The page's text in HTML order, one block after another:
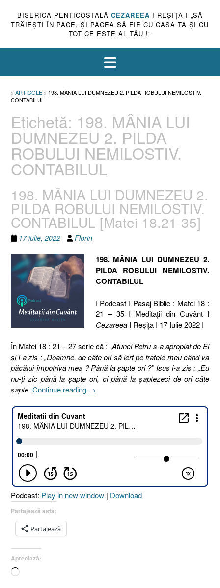
BISERICA PENTICOSTALĂ CEZAREEA I REŞIŢA I „SĂ
TRĂIEŞTI ÎN PACE, ŞI PACEA SĂ FIE CU CASA TA ŞI CU
TOT CE ESTE AL TĂU !”
> ARTICOLE > 198. MÂNIA LUI DUMNEZEU 2. PILDA ROBULUI NEMILOSTIV.
CONTABILUL
Etichetă: 198. MÂNIA LUI
DUMNEZEU 2. PILDA
ROBULUI NEMILOSTIV.
CONTABILUL
198. MÂNIA LUI DUMNEZEU 2.
PILDA ROBULUI NEMILOSTIV.
CONTABILUL [Matei 18.21-35]
17 iulie, 2022 Florin
198. MÂNIA LUI DUMNEZEU 2.
PILDA ROBULUI NEMILOSTIV.
CONTABILUL
I Podcast I Pasaj Biblic : Matei 18 :
21 – 35 I Meditaţii din Cuvânt I
CezareeaI Reşiţa I 17 Iulie 2022 I
În Matei 18 : 21 – 27 scrie că : „Atunci Petru s-a apropiat de El
şi I-a zis : „Doamne, de câte ori să iert pe fratele meu când va
păcătui împotriva mea ? Până la şapte ori ?” Isus i-a zis : „Eu
nu-ţi zic până la şapte ori, ci până la şaptezeci de ori câte
şapte. Continue reading „198.
LUI
DUMNEZEU
2.
[Matei
18.21-
→
Podcast: Play in new window | Download
Partajează asta:
Partajează
Apreciază:
Încarc...